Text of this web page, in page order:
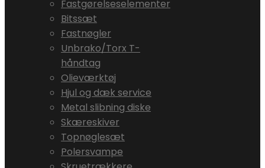
Fastgørelseselementer
Bitssæt
Fastnøgler
Unbrako/Torx T-
håndtag
Olieværktøj
Hjul og dæk service
Metal slibning diske
Skæreskiver
Topnøglesæt
Polersvampe